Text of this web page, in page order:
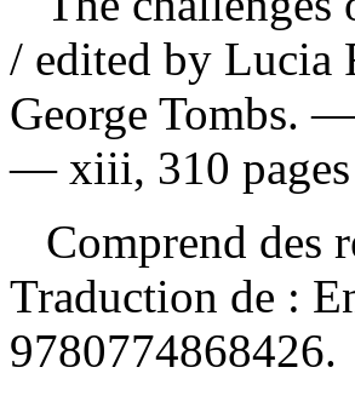
/ edited by Lucia
George Tombs.
— xiii, 310
Comprend des
Traduction de :
9780774868426.